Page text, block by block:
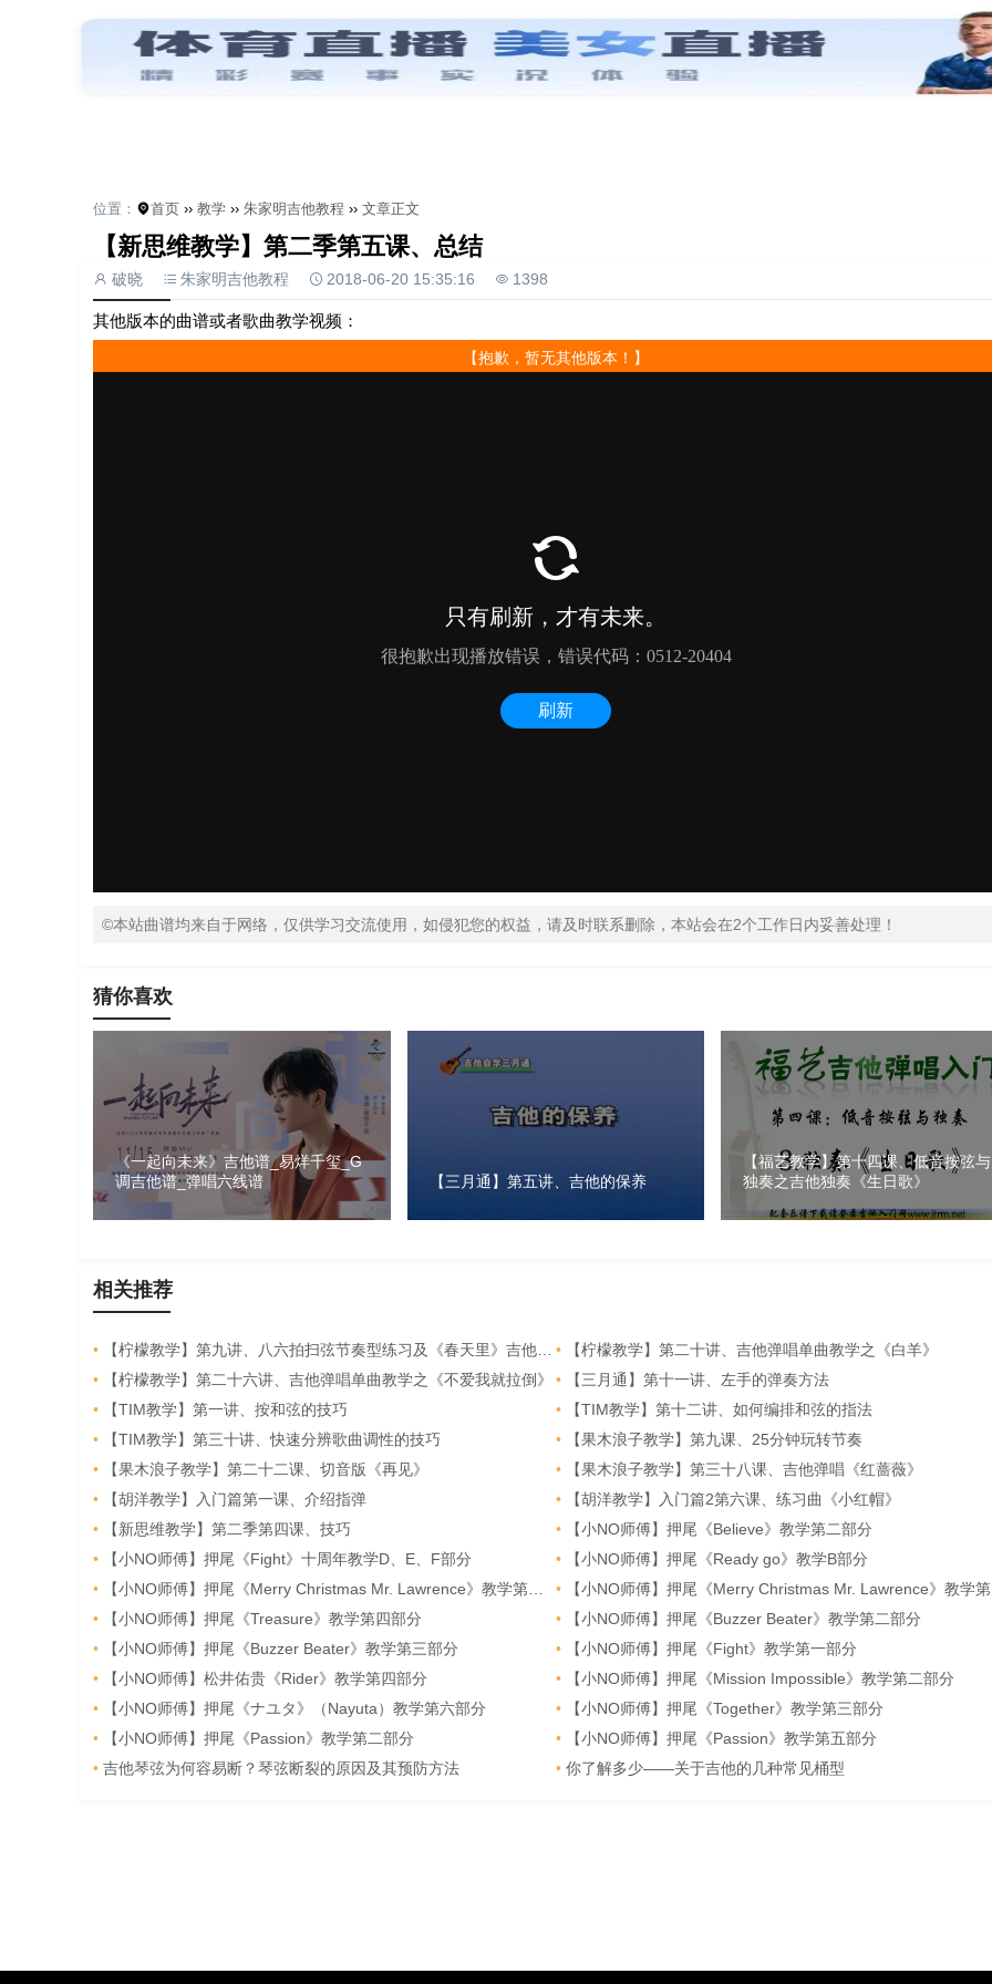
首页 教学 经验 乐理 评测 资源 吉他谱 精选
位置： 首页 ›› 教学 ›› 朱家明吉他教程 ›› 文章正文
【新思维教学】第二季第五课、总结
破晓 朱家明吉他教程 2018-06-20 15:35:16 1398
其他版本的曲谱或者歌曲教学视频：
【抱歉，暂无其他版本！】
©本站曲谱均来自于网络，仅供学习交流使用，如侵犯您的权益，请及时联系删除，本站会在2个工作日内妥善处理！
猜你喜欢
《一起向未来》吉他谱_易烊千玺_G
调吉他谱_弹唱六线谱
【三月通】第五讲、吉他的保养
【福艺教学】第十四课、低音按弦与
独奏之吉他独奏《生日歌》
相关推荐
• 【柠檬教学】第九讲、八六拍扫弦节奏型练习及《春天里》吉他弹唱 •
【柠檬教学】第二十讲、吉他弹唱单曲教学之《白羊》
•
【柠檬教学】第二十六讲、吉他弹唱单曲教学之《不爱我就拉倒》 •
【三月通】第十一讲、左手的弹奏方法
•
【TIM教学】第一讲、按和弦的技巧 •
【TIM教学】第十二讲、如何编排和弦的指法
•
【TIM教学】第三十讲、快速分辨歌曲调性的技巧 •
【果木浪子教学】第九课、25分钟玩转节奏
•
【果木浪子教学】第二十二课、切音版《再见》 •
【果木浪子教学】第三十八课、吉他弹唱《红蔷薇》
•
【胡洋教学】入门篇第一课、介绍指弹 •
【胡洋教学】入门篇2第六课、练习曲《小红帽》
•
【新思维教学】第二季第四课、技巧 •
【小NO师傅】押尾《Believe》教学第二部分
•
【小NO师傅】押尾《Fight》十周年教学D、E、F部分 •
【小NO师傅】押尾《Ready go》教学B部分
•
【小NO师傅】押尾《Merry Christmas Mr. Lawrence》教学第二部分 •
【小NO师傅】押尾《Merry Christmas Mr. Lawrence》教学第三部分
•
【小NO师傅】押尾《Treasure》教学第四部分 •
【小NO师傅】押尾《Buzzer Beater》教学第二部分
•
【小NO师傅】押尾《Buzzer Beater》教学第三部分 •
【小NO师傅】押尾《Fight》教学第一部分
•
【小NO师傅】松井佑贵《Rider》教学第四部分 •
【小NO师傅】押尾《Mission Impossible》教学第二部分
•
【小NO师傅】押尾《ナユタ》（Nayuta）教学第六部分 •
【小NO师傅】押尾《Together》教学第三部分
•
【小NO师傅】押尾《Passion》教学第二部分 •
【小NO师傅】押尾《Passion》教学第五部分
• 吉他琴弦为何容易断？琴弦断裂的原因及其预防方法 • 你了解多少——关于吉他的几种常见桶型